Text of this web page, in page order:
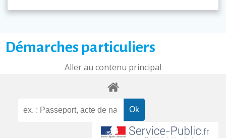
Démarches particuliers
Aller au contenu principal